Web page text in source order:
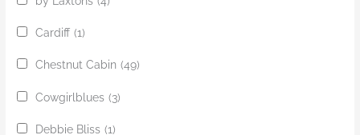
Cardiff (1)
Chestnut Cabin (49)
Cowgirlblues (3)
Debbie Bliss (1)